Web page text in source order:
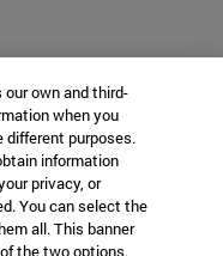
own and third-
when you
different purposes.
information
privacy, or
You can select the
all. This banner
the two options.